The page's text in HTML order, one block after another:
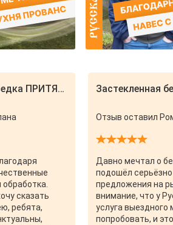
Прямоугольная беседка ПРИТЯЖЕНИЕ 4х8
сказать
ребята,
Застекленная
Отзыв оставил
Давно мечтал о
подошёл серьёзно
предложения на
внимание, что у
услуга
попробовать, и